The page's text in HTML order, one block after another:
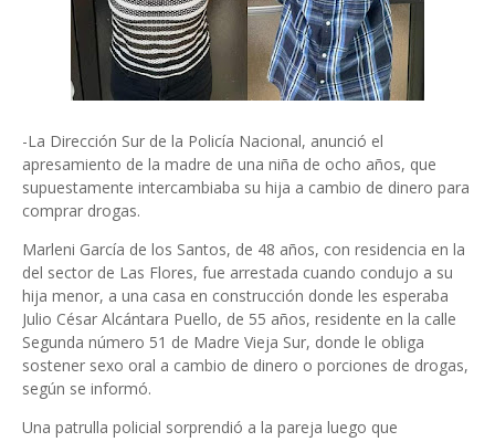
-La Dirección Sur de la Policía Nacional, anunció el
apresamiento de la madre de una niña de ocho años, que
supuestamente intercambiaba su hija a cambio de dinero para
comprar drogas.
Marleni García de los Santos, de 48 años, con residencia en la
del sector de Las Flores, fue arrestada cuando condujo a su
hija menor, a una casa en construcción donde les esperaba
Julio César Alcántara Puello, de 55 años, residente en la calle
Segunda número 51 de Madre Vieja Sur, donde le obliga
sostener sexo oral a cambio de dinero o porciones de drogas,
según se informó.
Una patrulla policial sorprendió a la pareja luego que